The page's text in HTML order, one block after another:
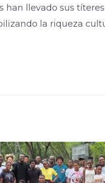
han llevado sus
la riqueza